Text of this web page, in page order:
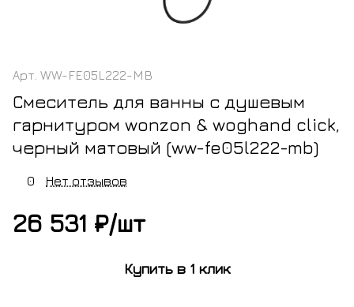
Арт. WW-FE05L222-MB
Смеситель для ванны с душевым
гарнитуром wonzon & woghand click,
черный матовый (ww-fe05l222-mb)
0 Нет отзывов
26 531 ₽/шт
Купить в 1 клик